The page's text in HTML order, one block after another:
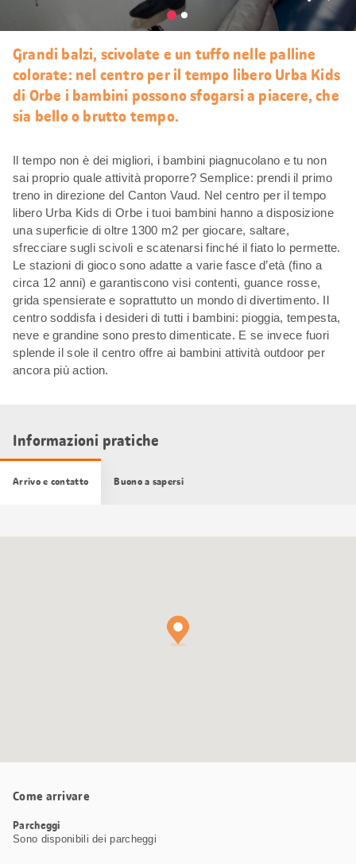
Mi
piace
Grandi balzi, scivolate e un tuffo nelle palline
colorate: nel centro per il tempo libero Urba Kids
di Orbe i bambini possono sfogarsi a piacere, che
sia bello o brutto tempo.
Il tempo non è dei migliori, i bambini piagnucolano e tu non
sai proprio quale attività proporre? Semplice: prendi il primo
treno in direzione del Canton Vaud. Nel centro per il tempo
libero Urba Kids di Orbe i tuoi bambini hanno a disposizione
una superficie di oltre 1300 m2 per giocare, saltare,
sfrecciare sugli scivoli e scatenarsi finché il fiato lo permette.
Le stazioni di gioco sono adatte a varie fasce d’età (fino a
circa 12 anni) e garantiscono visi contenti, guance rosse,
grida spensierate e soprattutto un mondo di divertimento. Il
centro soddisfa i desideri di tutti i bambini: pioggia, tempesta,
neve e grandine sono presto dimenticate. E se invece fuori
splende il sole il centro offre ai bambini attività outdoor per
ancora più action.
Informazioni pratiche
Arrivo e contatto Buono a sapersi
Come arrivare
Parcheggi
Sono disponibili dei parcheggi